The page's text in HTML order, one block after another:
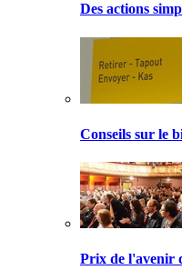
Des actions
Conseils sur le
Prix de l'avenir